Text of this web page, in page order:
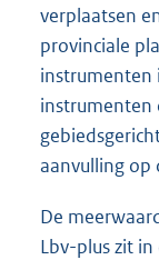
verplaatsen
provinciale
instrumenten
instrumenten
aanvulling op
De
Lbv-plus zit